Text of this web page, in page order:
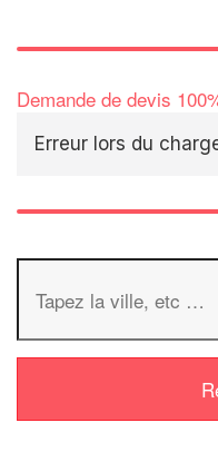
Demande de devis
Erreur lors du